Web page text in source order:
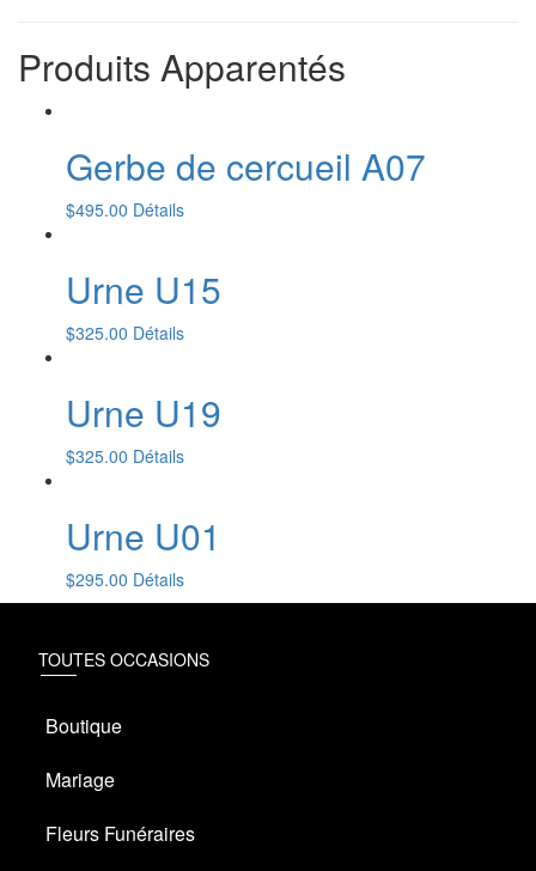
Produits Apparentés
Gerbe de cercueil A07
$495.00 Détails
Urne U15
$325.00 Détails
Urne U19
$325.00 Détails
Urne U01
$295.00 Détails
TOUTES OCCASIONS
Boutique
Mariage
Fleurs Funéraires